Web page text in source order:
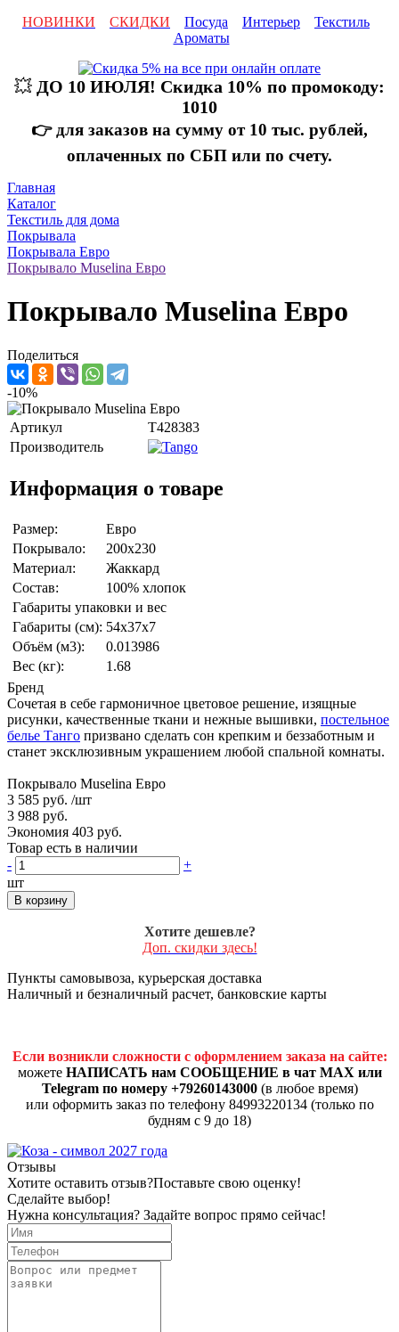
НОВИНКИ
СКИДКИ Посуда Интерьер
Текстиль
Ароматы
💥 ДО 10 ИЮЛЯ! Скидка 10% по промокоду:
1010
👉 для заказов на сумму от 10 тыс. рублей,
оплаченных по СБП или по счету.
Главная
Каталог
Текстиль для дома
Покрывала
Покрывала Евро
Покрывало Muselina Евро
Покрывало Muselina Евро
Поделиться
-10%
Артикул
T428383
Производитель
Информация о товаре
Размер:
Евро
Покрывало:
200x230
Материал:
Жаккард
Состав:
100% хлопок
Габариты упаковки и вес
Габариты (см): 54x37x7
Объём (м3):
0.013986
Вес (кг):
1.68
Бренд
Сочетая в себе гармоничное цветовое решение, изящные
рисунки, качественные ткани и нежные вышивки, постельное
белье Танго призвано сделать сон крепким и беззаботным и
станет эксклюзивным украшением любой спальной комнаты.
Покрывало Muselina Евро
3 585 руб. /шт
3 988 руб.
Экономия 403 руб.
Товар есть в наличии
-
+
шт
В корзину
Хотите дешевле?
Доп. скидки здесь!
Пункты самовывоза, курьерская доставка
Наличный и безналичный расчет, банковские карты
Если возникли сложности с оформлением заказа на сайте:
можете НАПИСАТЬ нам СООБЩЕНИЕ в чат MAX или
Telegram по номеру +79260143000(в любое время)
или оформить заказ по телефону 84993220134 (только по
будням с 9 до 18)
Отзывы
Хотите оставить отзыв?Поставьте свою оценку!
Сделайте выбор!
Нужна консультация? Задайте вопрос прямо сейчас!